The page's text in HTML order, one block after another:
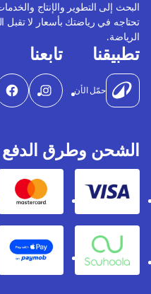
البحث إلى التطوير والإنتاج
تحتاجه في رياضتك بأسعار لا
الرياضة.
تطبيقنا
حمّل الأن
تابعنا
الشحن وطرق الدفع
Visa
Souhoola
Pay